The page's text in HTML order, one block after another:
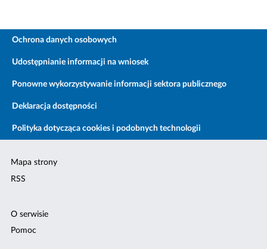
Ochrona danych osobowych
Udostępnianie informacji na wniosek
Ponowne wykorzystywanie informacji sektora publicznego
Deklaracja dostępności
Polityka dotycząca cookies i podobnych technologii
Mapa strony
RSS
O serwisie
Pomoc